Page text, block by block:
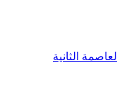
العاصمة الثانية